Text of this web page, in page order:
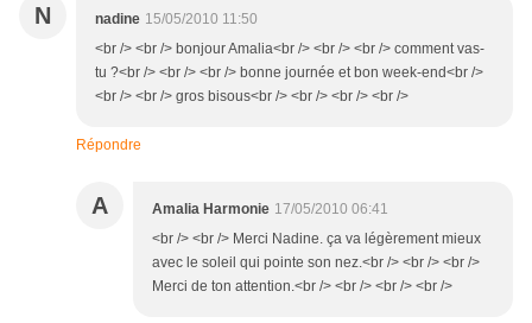
N nadine 15/05/2010 11:50
<br /> <br /> bonjour Amalia<br /> <br /> <br /> comment vas-
tu ?<br /> <br /> <br /> bonne journée et bon week-end<br />
<br /> <br /> gros bisous<br /> <br /> <br /> <br />
Répondre
A Amalia Harmonie 17/05/2010 06:41
<br /> <br /> Merci Nadine. ça va légèrement mieux
avec le soleil qui pointe son nez.<br /> <br /> <br />
Merci de ton attention.<br /> <br /> <br /> <br />